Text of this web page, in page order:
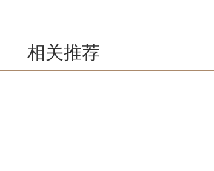
相关推荐